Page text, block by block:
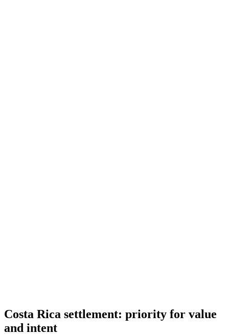
Costa Rica settlement: priority for value
and intent